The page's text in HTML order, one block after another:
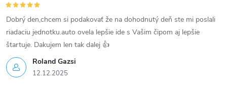
s
u
Roland Gazsi
12.12.2025
Dobrý den,chcem si podakovať že na dohodnutý deň ste mi poslali
riadaciu jednotku.auto ovela lepšie ide s Vašim čipom aj lepšie
štartuje. Dakujem len tak dalej 👍